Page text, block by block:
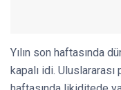
Yılın son haftasında
kapalı idi. Uluslararası